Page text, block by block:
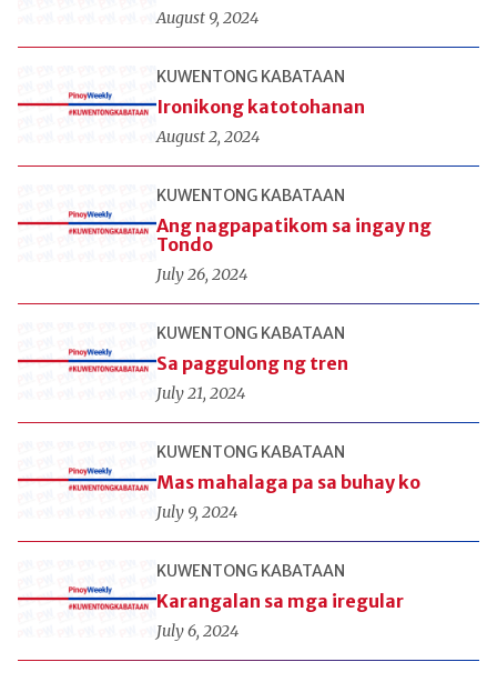
August 9, 2024
KUWENTONG KABATAAN
Ironikong katotohanan
August 2, 2024
KUWENTONG KABATAAN
Ang nagpapatikom sa ingay ng
Tondo
July 26, 2024
KUWENTONG KABATAAN
Sa paggulong ng tren
July 21, 2024
KUWENTONG KABATAAN
Mas mahalaga pa sa buhay ko
July 9, 2024
KUWENTONG KABATAAN
Karangalan sa mga iregular
July 6, 2024